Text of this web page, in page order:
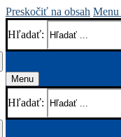
Preskočiť na obsah Menu
Hľadať:
Menu
Hľadať: